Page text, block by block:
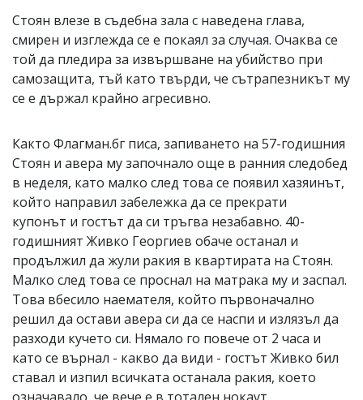
Стоян влезе в съдебна зала с наведена глава,
смирен и изглежда се е покаял за случая. Очаква се
той да пледира за извършване на убийство при
самозащита, тъй като твърди, че сътрапезникът му
се е държал крайно агресивно.
Както Флагман.бг писа, запиването на 57-годишния
Стоян и авера му започнало още в ранния следобед
в неделя, като малко след това се появил хазяинът,
който направил забележка да се прекрати
купонът и гостът да си тръгва незабавно. 40-
годишният Живко Георгиев обаче останал и
продължил да жули ракия в квартирата на Стоян.
Малко след това се проснал на матрака му и заспал.
Това вбесило наемателя, който първоначално
решил да остави авера си да се наспи и излязъл да
разходи кучето си. Нямало го повече от 2 часа и
като се върнал - какво да види - гостът Живко бил
ставал и изпил всичката останала ракия, което